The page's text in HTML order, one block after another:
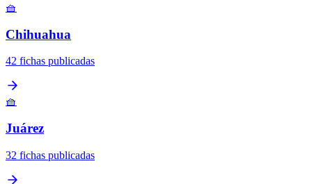
🧺
Chihuahua
42 fichas publicadas
🧺
Juárez
32 fichas publicadas